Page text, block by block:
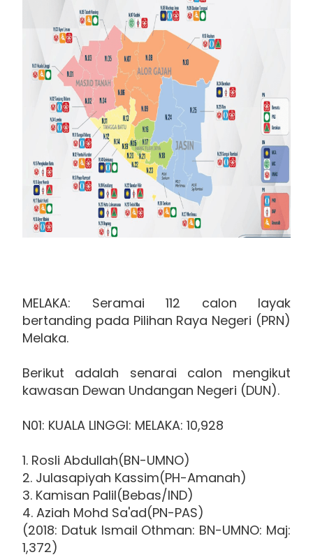
MELAKA: Seramai 112 calon layak
bertanding pada Pilihan Raya Negeri (PRN)
Melaka.
Berikut adalah senarai calon mengikut
kawasan Dewan Undangan Negeri (DUN).
N01: KUALA LINGGI: MELAKA: 10,928
1. Rosli Abdullah(BN-UMNO)
2. Julasapiyah Kassim(PH-Amanah)
3. Kamisan Palil(Bebas/IND)
4. Aziah Mohd Sa'ad(PN-PAS)
(2018: Datuk Ismail Othman: BN-UMNO: Maj:
1,372)